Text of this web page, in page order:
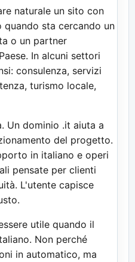
naturale un sito con
sta cercando un
o un partner
In alcuni settori
consulenza, servizi
turismo locale,
Un dominio .it aiuta a
del progetto.
in italiano e operi
pensate per clienti
L'utente capisce
utile quando il
Non perché
in automatico, ma